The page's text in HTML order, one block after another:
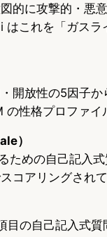
的に攻撃的・悪
これを「ガス
開放性の5因子
性格プロファイ
）
ための自己記入
コアリングされて
の自己記入式